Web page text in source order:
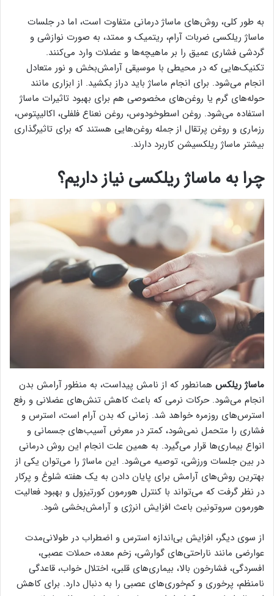
به طور کلی، روش‌های ماساژ درمانی متفاوت است، اما در جلسات
ماساژ ریلکسی ضربات آرام، ریتمیک و ممتد، به صورت نوازشی و
گردشی فشاری عمیق را بر ماهیچه‌ها و عضلات وارد می‌کنند.
تکنیک‌هایی که در محیطی با موسیقی آرامش‌بخش و نور متعادل
انجام می‌شود. برای انجام ماساژ باید دراز بکشید. از ابزاری مانند
حوله‌های گرم یا روغن‌های مخصوصی هم برای بهبود تاثیرات ماساژ
استفاده می‌شود. روغن اسطوخودوس، روغن نعناع فلفلی، اکالیپتوس،
رزماری و روغن پرتقال از جمله روغن‌هایی هستند که برای تاثیرگذاری
بیشتر ماساژ ریلکسیشن کاربرد دارند.
چرا به ماساژ ریلکسی نیاز داریم؟
ماساژ ریلکس همانطور که از نامش پیداست، به منظور آرامش بدن
انجام می‌شود. حرکات نرمی که باعث کاهش تنش‌های عضلانی و رفع
استرس‌های روزمره خواهد شد. زمانی که بدن آرام است، استرس و
فشاری را متحمل نمی‌شود، کمتر در معرض آسیب‌های جسمانی و
انواع بیماری‌ها قرار می‌گیرد. به همین علت انجام این روش درمانی
در بین جلسات ورزشی، توصیه می‌شود. این ماساژ را می‌توان یکی از
بهترین روش‌های آرامش برای پایان دادن به یک هفته شلوغ و پرکار
در نظر گرفت که می‌تواند با کنترل هورمون کورتیزول و بهبود فعالیت
هورمون سروتونین باعث افزایش انرژی و آرامش‌بخشی شود.
از سوی دیگر، افزایش بی‌اندازه استرس و اضطراب در طولانی‌مدت
عوارضی مانند ناراحتی‌های گوارشی، زخم معده، حملات عصبی،
افسردگی، فشارخون بالا، بیماری‌های قلبی، اختلال خواب، قاعدگی
نامنظم، پرخوری و کم‌خوری‌های عصبی را به دنبال دارد. برای کاهش